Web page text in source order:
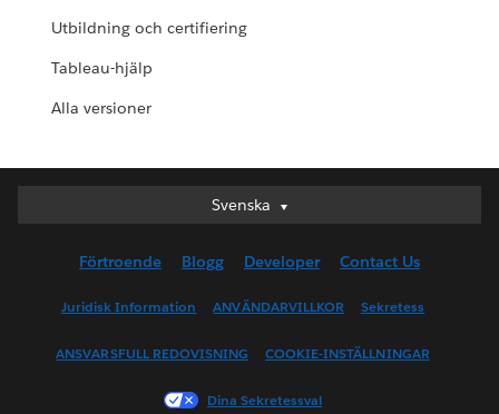
Utbildning och certifiering
Tableau-hjälp
Alla versioner
Svenska
Svenska
English (UK)
English (US)
Français (Canada)
Français (France)
Förtroende Blogg Developer Contact Us
Juridisk Information ANVÄNDARVILLKOR Sekretess
ANSVARSFULL REDOVISNING COOKIE-INSTÄLLNINGAR
Dina Sekretessval